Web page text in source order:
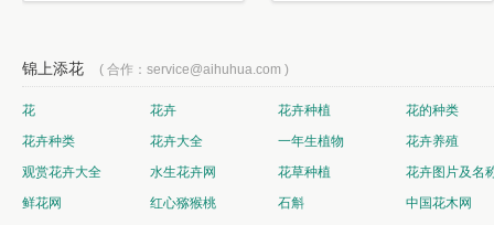
锦上添花 ( 合作：service@aihuhua.com )
花 花卉 花卉种植
花的种类
花卉种类
花卉大全 一年生植物
花卉养殖
观赏花卉大全
水生花卉网 花草种植
花卉图片及名
鲜花网
红心猕猴桃 石斛
中国花木网